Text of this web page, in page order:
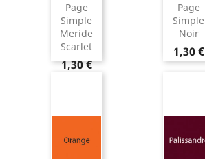
Page
Simple
Meride
Scarlet
1,30 €
Page
Simple
Noir
1,30 €